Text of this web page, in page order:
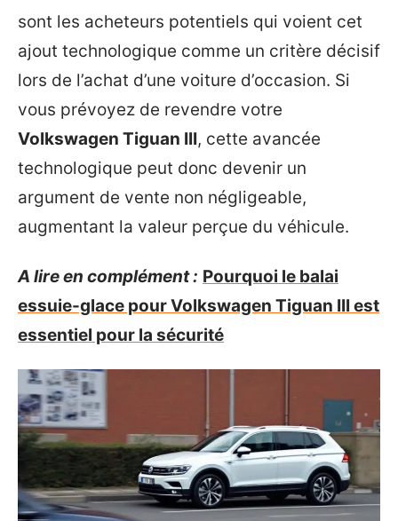
sont les acheteurs potentiels qui voient cet
ajout technologique comme un critère décisif
lors de l’achat d’une voiture d’occasion. Si
vous prévoyez de revendre votre
Volkswagen Tiguan III, cette avancée
technologique peut donc devenir un
argument de vente non négligeable,
augmentant la valeur perçue du véhicule.
A lire en complément : Pourquoi le balai
essuie-glace pour Volkswagen Tiguan III est
essentiel pour la sécurité